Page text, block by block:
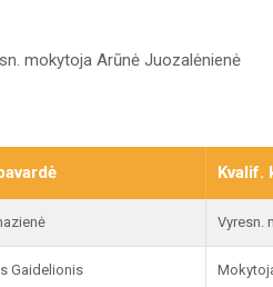
mokytoja Arūnė Juozalėnienė
Kvalif.
Vyresn.
Gaidelionis